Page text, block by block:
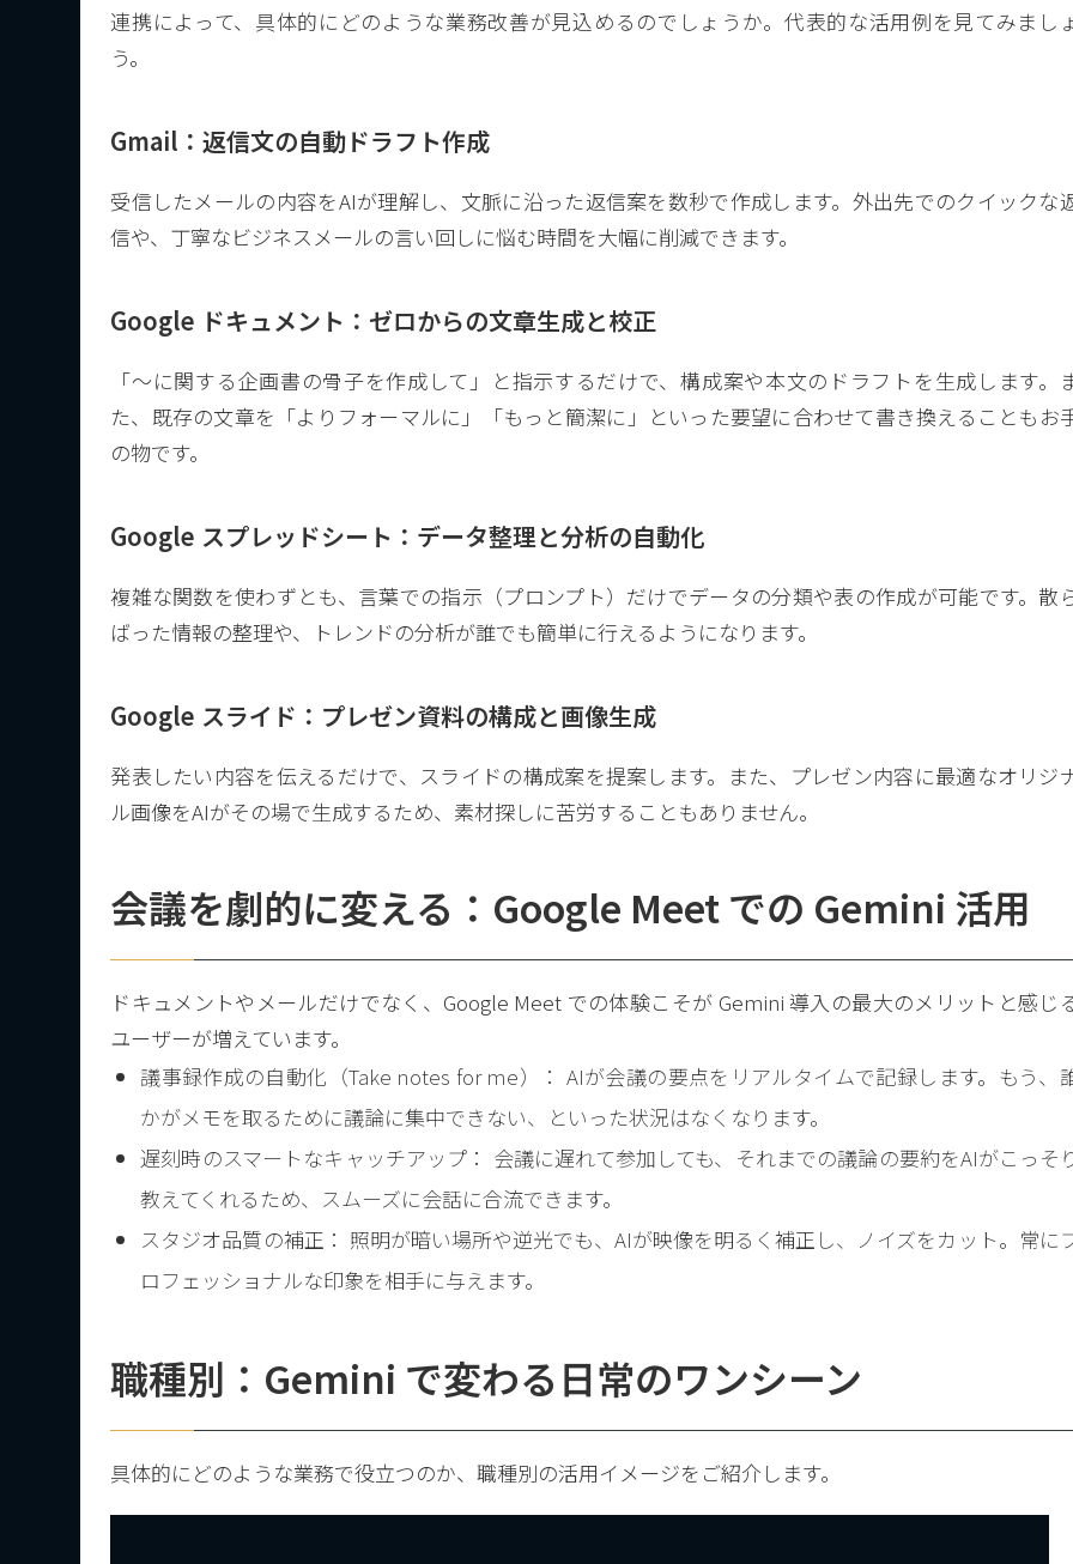
連携によって、具体的にどのような業務改善が見込めるのでしょうか。代表的な活用例を見てみまし
う。
Gmail：返信文の自動ドラフト作成
受信したメールの内容をAIが理解し、文脈に沿った返信案を数秒で作成します。外出先でのクイックな
信や、丁寧なビジネスメールの言い回しに悩む時間を大幅に削減できます。
Google ドキュメント：ゼロからの文章生成と校正
「〜に関する企画書の骨子を作成して」と指示するだけで、構成案や本文のドラフトを生成します。
た、既存の文章を「よりフォーマルに」「もっと簡潔に」といった要望に合わせて書き換えることもお
の物です。
Google スプレッドシート：データ整理と分析の自動化
複雑な関数を使わずとも、言葉での指示（プロンプト）だけでデータの分類や表の作成が可能です。散
ばった情報の整理や、トレンドの分析が誰でも簡単に行えるようになります。
Google スライド：プレゼン資料の構成と画像生成
発表したい内容を伝えるだけで、スライドの構成案を提案します。また、プレゼン内容に最適なオリジ
ル画像をAIがその場で生成するため、素材探しに苦労することもありません。
会議を劇的に変える：Google Meet での Gemini 活用
ドキュメントやメールだけでなく、Google Meet での体験こそが Gemini 導入の最大のメリットと感じ
ユーザーが増えています。
議事録作成の自動化（Take notes for me）： AIが会議の要点をリアルタイムで記録します。もう、
かがメモを取るために議論に集中できない、といった状況はなくなります。
遅刻時のスマートなキャッチアップ： 会議に遅れて参加しても、それまでの議論の要約をAIがこっそ
教えてくれるため、スムーズに会話に合流できます。
スタジオ品質の補正： 照明が暗い場所や逆光でも、AIが映像を明るく補正し、ノイズをカット。常に
ロフェッショナルな印象を相手に与えます。
職種別：Gemini で変わる日常のワンシーン
具体的にどのような業務で役立つのか、職種別の活用イメージをご紹介します。